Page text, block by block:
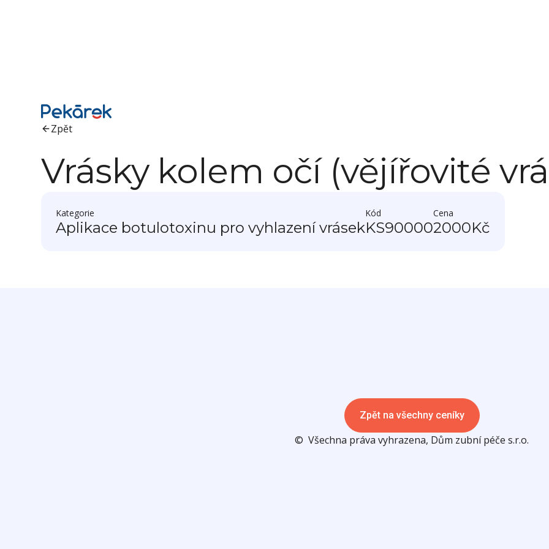
Zpět
Vrásky kolem očí (vějířovité
Kategorie
Aplikace botulotoxinu pro vyhlazení vrásek
Kód
KS90000
Cena
2000Kč
Zpět na všechny ceníky
© Všechna práva vyhrazena, Dům zubní péče s.r.o.